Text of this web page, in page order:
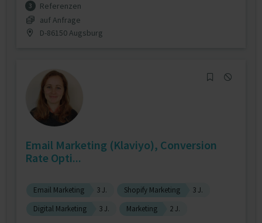
3
Referenzen
auf Anfrage
D-86150 Augsburg
Email Marketing (Klaviyo), Conversion
Rate Opti...
Email Marketing 3 J. Shopify Marketing
3 J.
Digital Marketing
3 J. Marketing 2 J.